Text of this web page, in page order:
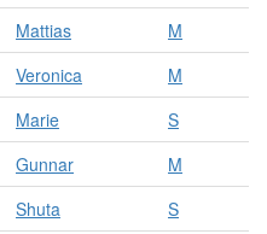
Mattias
M
Veronica
M
Marie
S
Gunnar
M
Shuta
S